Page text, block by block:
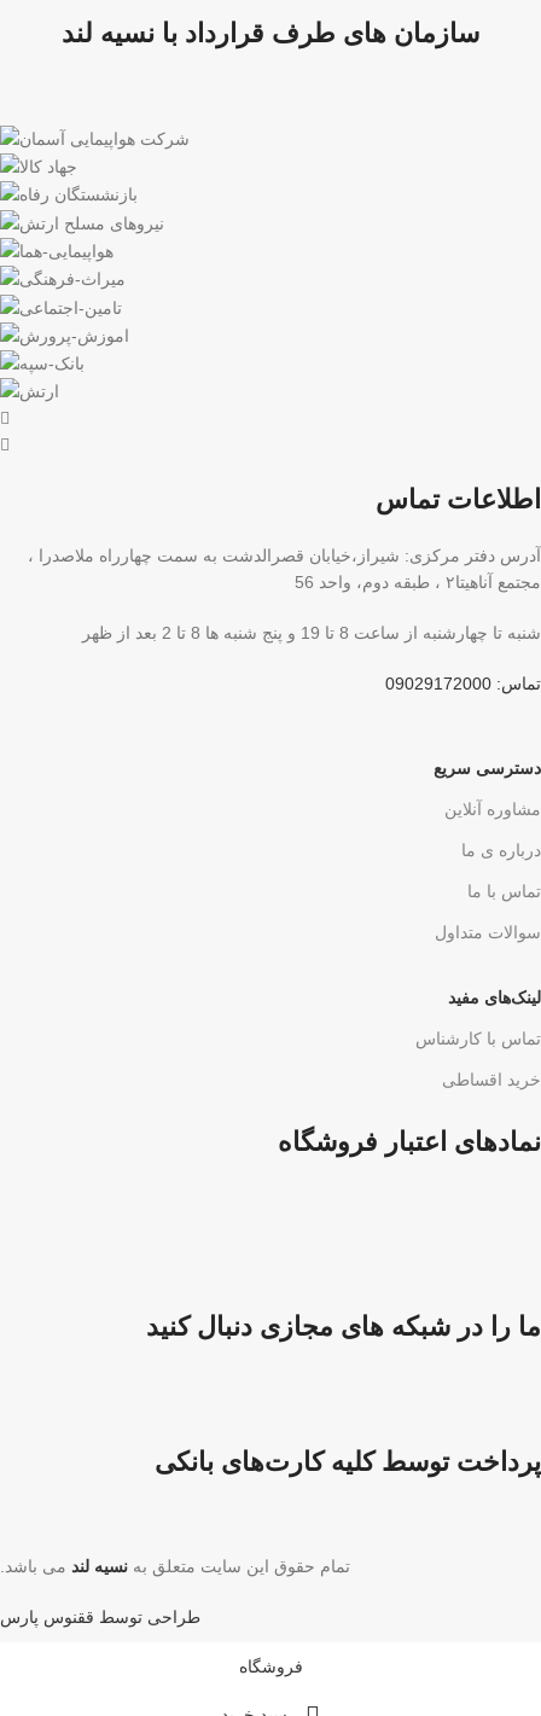
سازمان های طرف قرارداد با نسیه لند
اطلاعات تماس
آدرس دفتر مرکزی: شیراز،خیابان قصرالدشت به سمت چهارراه ملاصدرا ،
مجتمع آناهیتا۲ ، طبقه دوم، واحد 56
شنبه تا چهارشنبه از ساعت 8 تا 19 و پنج شنبه ها 8 تا 2 بعد از ظهر
تماس: 09029172000
دسترسی سریع
مشاوره آنلاین
درباره ی ما
تماس با ما
سوالات متداول
لینک‌های مفید
تماس با کارشناس
خرید اقساطی
نمادهای اعتبار فروشگاه
ما را در شبکه های مجازی دنبال کنید
پرداخت توسط کلیه کارت‌های بانکی
تمام حقوق این سایت متعلق به نسیه لند می باشد.
طراحی توسط ققنوس پارس
فروشگاه